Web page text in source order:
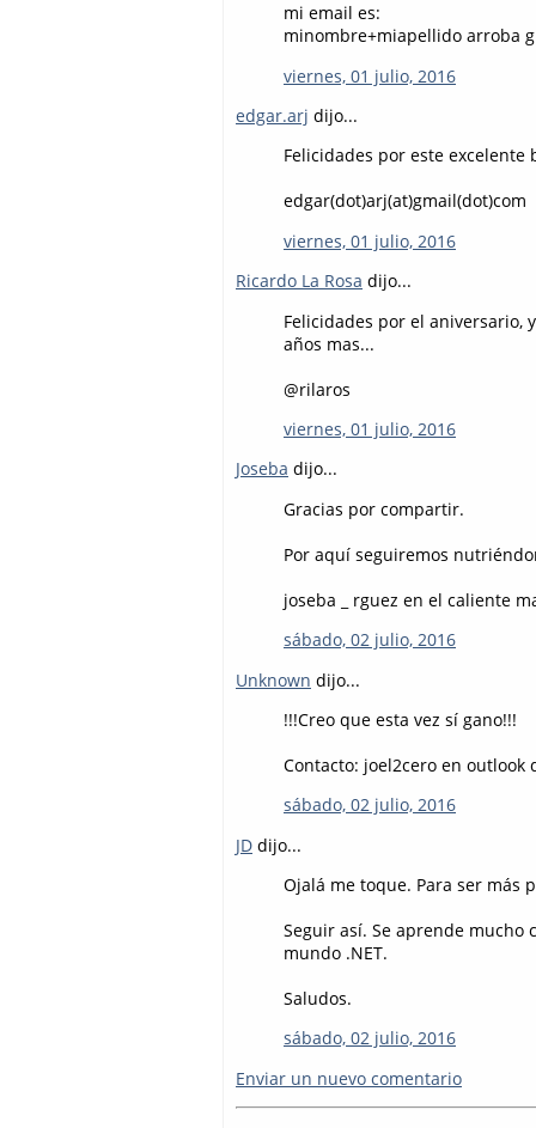
mi email es:
minombre+miapellido arroba
viernes, 01 julio, 2016
edgar.arj dijo...
Felicidades por este
edgar(dot)arj(at)gmail(dot)com
viernes, 01 julio, 2016
Ricardo La Rosa dijo...
Felicidades por el aniversario,
años mas...
@rilaros
viernes, 01 julio, 2016
Joseba dijo...
Gracias por compartir.
Por aquí seguiremos
joseba _ rguez en el caliente
sábado, 02 julio, 2016
Unknown dijo...
!!!Creo que esta vez sí gano!!!
Contacto: joel2cero en outlook
sábado, 02 julio, 2016
JD dijo...
Ojalá me toque. Para ser más
Seguir así. Se aprende mucho
mundo .NET.
Saludos.
sábado, 02 julio, 2016
Enviar un nuevo comentario